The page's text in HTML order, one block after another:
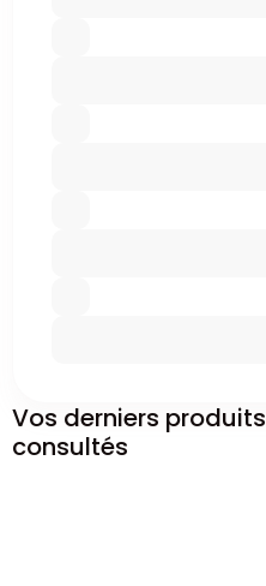
Vos derniers produits
consultés